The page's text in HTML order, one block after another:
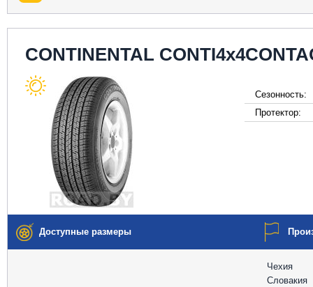
CONTINENTAL
Сезонность:
Протектор:
Доступные размеры
Чехия
Словакия